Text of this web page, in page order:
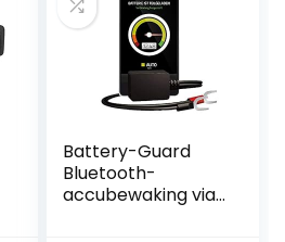
Battery-Guard
Bluetooth-
accubewaking via